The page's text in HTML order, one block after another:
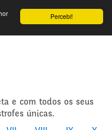
Percebi!
e com todos os seus
únicas.